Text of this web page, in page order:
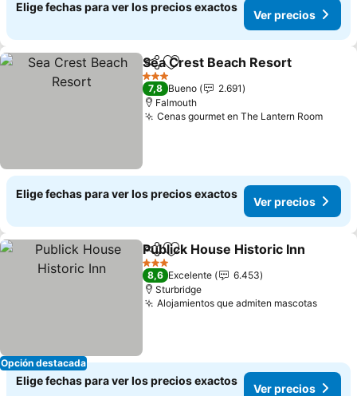
Elige fechas para ver los precios exactos
Ver precios
CompartirAgregar a favoritos
Sea Crest Beach Resort
3 Estrellas
7,8 Bueno
2.691
Falmouth
Cenas gourmet en The Lantern Room
Elige fechas para ver los precios exactos
Ver precios
Opción destacada
CompartirAgregar a favoritos
Publick House Historic Inn
3 Estrellas
8,6 Excelente
6.453
Sturbridge
Alojamientos que admiten mascotas
Elige fechas para ver los precios exactos
Ver precios